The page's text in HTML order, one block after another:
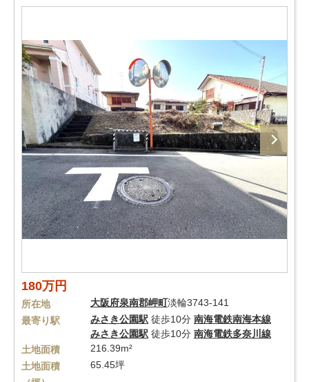
180万円
所在地 大阪府泉南郡岬町淡輪3743-141
最寄り駅
みさき公園駅 徒歩10分 南海電鉄南海本線
みさき公園駅 徒歩10分 南海電鉄多奈川線
土地面積
216.39m²
土地面積
65.45坪